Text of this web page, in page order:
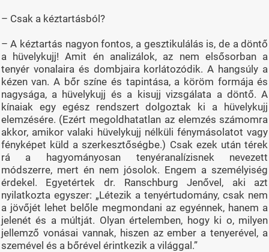
– Csak a kéztartásból?
– A kéztartás nagyon fontos, a gesztikulálás is, de a döntő
a hüvelykujj! Amit én analizálok, az nem elsősorban a
tenyér vonalaira és dombjaira korlátozódik. A hangsúly a
kézen van. A bőr színe és tapintása, a köröm formája és
nagysága, a hüvelykujj és a kisujj vizsgálata a döntő. A
kínaiak egy egész rendszert dolgoztak ki a hüvelykujj
elemzésére. (Ezért megoldhatatlan az elemzés számomra
akkor, amikor valaki hüvelykujj nélküli fénymásolatot vagy
fényképet küld a szerkesztőségbe.) Csak ezek után térek
rá a hagyományosan tenyéranalízisnek nevezett
módszerre, mert én nem jósolok. Engem a személyiség
érdekel. Egyetértek dr. Ranschburg Jenővel, aki azt
nyilatkozta egyszer: „Létezik a tenyértudomány, csak nem
a jövőjét lehet belőle megmondani az egyénnek, hanem a
jelenét és a múltját. Olyan értelemben, hogy ki o, milyen
jellemző vonásai vannak, hiszen az ember a tenyerével, a
szemével és a bőrével érintkezik a világgal.”